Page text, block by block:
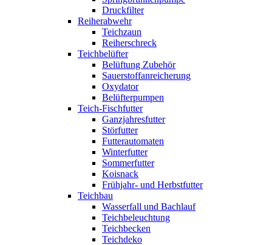
Druckfilter
Reiherabwehr
Teichzaun
Reiherschreck
Teichbelüfter
Belüftung Zubehör
Sauerstoffanreicherung
Oxydator
Belüfterpumpen
Teich-Fischfutter
Ganzjahresfutter
Störfutter
Futterautomaten
Winterfutter
Sommerfutter
Koisnack
Frühjahr- und Herbstfutter
Teichbau
Wasserfall und Bachlauf
Teichbeleuchtung
Teichbecken
Teichdeko